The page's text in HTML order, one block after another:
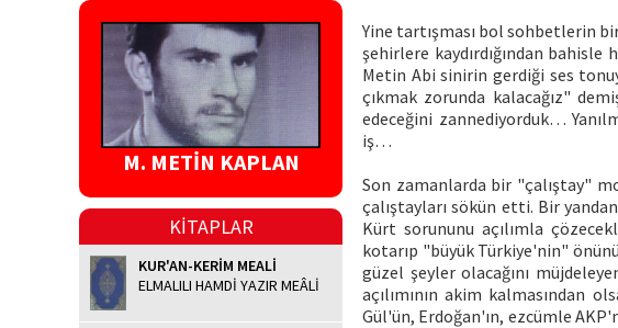
M. METİN KAPLAN
KİTAPLAR
KUR'AN-KERİM MEALİ
ELMALILI HAMDİ YAZIR MEÂLİ
Yine tartışması bol sohbetlerin
şehirlere kaydırdığından
Metin Abi sinirin gerdiği ses
çıkmak zorunda kalacağız"
edeceğini zannediyorduk…
iş…
Son zamanlarda bir "çalıştay"
çalıştayları sökün etti. Bir
Kürt sorununu açılımla
kotarıp "büyük Türkiye'nin"
güzel şeyler olacağını
açılımının akim kalmasından
Gül'ün, Erdoğan'ın, ezcümle